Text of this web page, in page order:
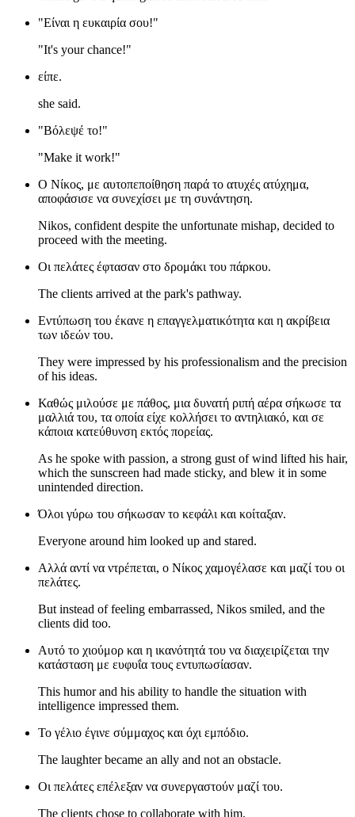
"Είναι η ευκαιρία σου!"
"It's your chance!"
είπε.
she said.
"Βόλεψέ το!"
"Make it work!"
Ο Νίκος, με αυτοπεποίθηση παρά το ατυχές ατύχημα,
αποφάσισε να συνεχίσει με τη συνάντηση.
Nikos, confident despite the unfortunate mishap, decided to
proceed with the meeting.
Οι πελάτες έφτασαν στο δρομάκι του πάρκου.
The clients arrived at the park's pathway.
Εντύπωση του έκανε η επαγγελματικότητα και η ακρίβεια
των ιδεών του.
They were impressed by his professionalism and the precision
of his ideas.
Καθώς μιλούσε με πάθος, μια δυνατή ριπή αέρα σήκωσε τα
μαλλιά του, τα οποία είχε κολλήσει το αντηλιακό, και σε
κάποια κατεύθυνση εκτός πορείας.
As he spoke with passion, a strong gust of wind lifted his hair,
which the sunscreen had made sticky, and blew it in some
unintended direction.
Όλοι γύρω του σήκωσαν το κεφάλι και κοίταξαν.
Everyone around him looked up and stared.
Αλλά αντί να ντρέπεται, ο Νίκος χαμογέλασε και μαζί του οι
πελάτες.
But instead of feeling embarrassed, Nikos smiled, and the
clients did too.
Αυτό το χιούμορ και η ικανότητά του να διαχειρίζεται την
κατάσταση με ευφυΐα τους εντυπωσίασαν.
This humor and his ability to handle the situation with
intelligence impressed them.
Το γέλιο έγινε σύμμαχος και όχι εμπόδιο.
The laughter became an ally and not an obstacle.
Οι πελάτες επέλεξαν να συνεργαστούν μαζί του.
The clients chose to collaborate with him.